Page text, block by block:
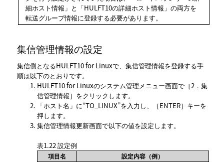
細ホスト情報
と HULFT10の詳細ホスト情報
の両方を
転送グループ情報に登録する必要があります。
集信管理情報の設定
集信側となるHULFT10 for Linuxで、集信管理情報を登録する手
順は以下のとおりです。
HULFT10 for Linuxのシステム管理メニュー画面で
2．集
信管理情報
をクリックします。
ホスト名
に“TO_LINUX”を入力し、 ENTER
キーを
押します。
集信管理情報更新画面で以下の値を設定します。
表1.22設定例
項目名
設定内容（例）